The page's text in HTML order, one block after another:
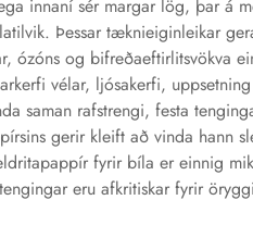
innaní sér margar lög, þar á
Þessar tæknieiginleikar
ózóns og bifreðaeftirlitsvökva
vélar, ljósakerfi,
saman rafstrengi, festa
gerir kleift að vinda hann
fyrir bíla er einnig
eru afkritiskar fyrir